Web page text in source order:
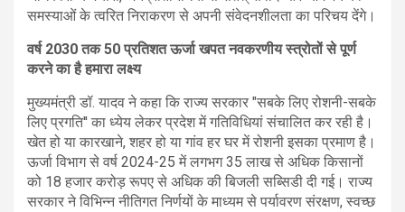
समस्याओं के त्वरित निराकरण से अपनी संवेदनशीलता का परिचय देंगे।
वर्ष 2030 तक 50 प्रतिशत ऊर्जा खपत नवकरणीय स्त्रोतों से पूर्ण
करने का है हमारा लक्ष्य
मुख्यमंत्री डॉ. यादव ने कहा कि राज्य सरकार "सबके लिए रोशनी-सबके
लिए प्रगति'' का ध्येय लेकर प्रदेश में गतिविधियां संचालित कर रही है।
खेत हो या कारखाने, शहर हो या गांव हर घर में रोशनी इसका प्रमाण है।
ऊर्जा विभाग से वर्ष 2024-25 में लगभग 35 लाख से अधिक किसानों
को 18 हजार करोड़ रूपए से अधिक की बिजली सब्सिडी दी गई। राज्य
सरकार ने विभिन्न नीतिगत निर्णयों के माध्यम से पर्यावरण संरक्षण, स्वच्छ